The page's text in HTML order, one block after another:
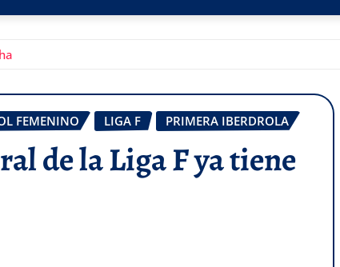
FEMENINO LIGA F PRIMERA IBERDROLA
de la Liga F ya tiene